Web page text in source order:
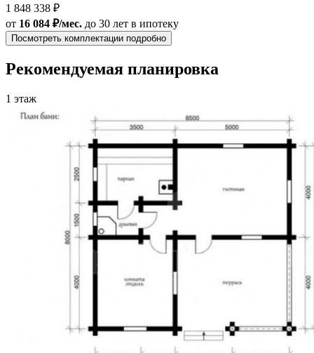
1 848 338 ₽
от 16 084 ₽/мес. до 30 лет в ипотеку
Посмотреть комплектации подробно
Рекомендуемая планировка
1 этаж